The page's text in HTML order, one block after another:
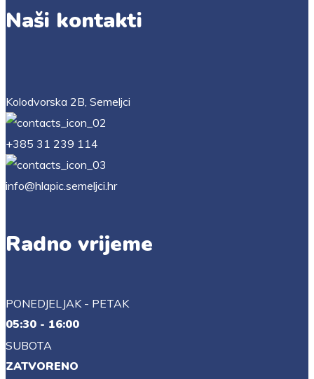
Naši kontakti
Kolodvorska 2B, Semeljci
+385 31 239 114
info@hlapic.semeljci.hr
Radno vrijeme
PONEDJELJAK - PETAK
05:30 - 16:00
SUBOTA
ZATVORENO